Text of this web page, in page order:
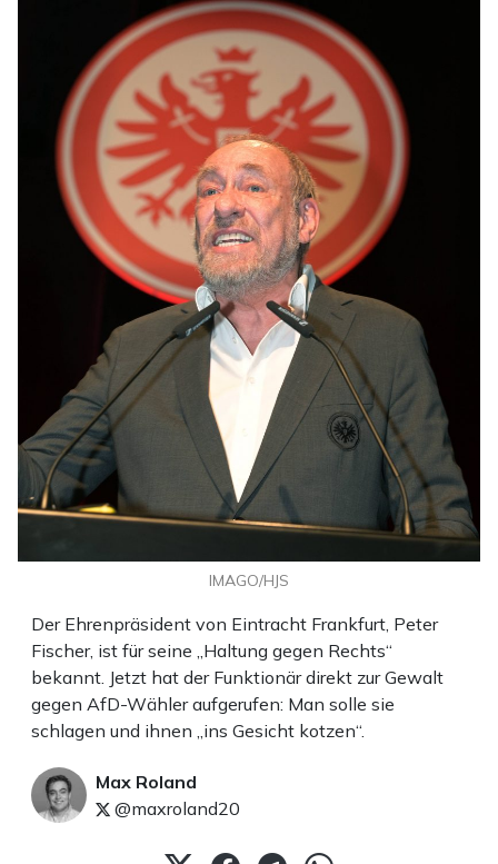
Der Ehrenpräsident von Eintracht Frankfurt, Peter
Fischer, ist für seine „Haltung gegen Rechts“
bekannt. Jetzt hat der Funktionär direkt zur Gewalt
gegen AfD-Wähler aufgerufen: Man solle sie
schlagen und ihnen „ins Gesicht kotzen“.
Max Roland
@maxroland20
IMAGO/HJS